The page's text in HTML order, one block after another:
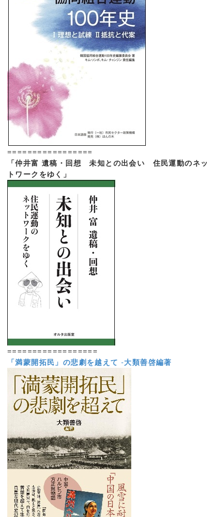
=================
「仲井富 遺稿・回想 未知との出会い 住民運動のネッ
トワークをゆく」
==================
「満蒙開拓民」の悲劇を越えて -大類善啓編著